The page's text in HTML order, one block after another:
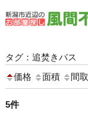
タグ：追焚きバス
価格
面積 間取
5件